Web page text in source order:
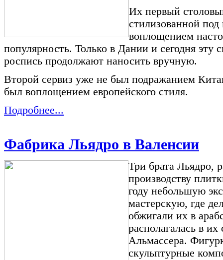
Их первый
стилизованной
воплощением
популярность. Только в Дании и сегодня эту
роспись продолжают наносить вручную.
Второй сервиз уже не был подражанием
был воплощением европейского стиля.
Подробнее...
Фабрика Льядро в Валенсии
Три брата Льядро,
производству
году небольшую
мастерскую, где
обжигали их в
располагалась в
Альмассера.
скульптурные